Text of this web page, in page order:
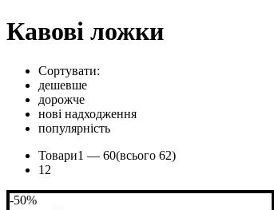
Кавові ложки
Сортувати:
дешевше
дорожче
нові надходження
популярність
Товари1 — 60(всього 62)
1 2
-50%